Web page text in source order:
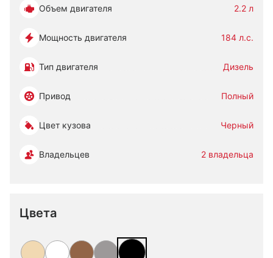
Объем двигателя 2.2 л
Мощность двигателя 184 л.с.
Тип двигателя Дизель
Привод Полный
Цвет кузова Черный
Владельцев 2 владельца
Цвета